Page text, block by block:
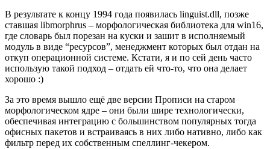
В результате к концу 1994 года появилась linguist.dll, позже
ставшая libmorphrus – морфологическая библиотека для win16,
где словарь был порезан на куски и зашит в исполняемый
модуль в виде “ресурсов”, менеджмент которых был отдан на
откуп операционной системе. Кстати, я и по сей день часто
использую такой подход – отдать ей что-то, что она делает
хорошо :)
За это время вышло ещё две версии Прописи на старом
морфологическом ядре – они были шире технологически,
обеспечивая интеграцию с большинством популярных тогда
офисных пакетов и встраиваясь в них либо нативно, либо как
фильтр перед их собственным спеллинг-чекером.